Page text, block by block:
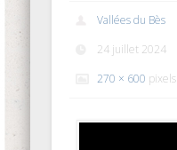
Vallées du Bès
24 juillet 2024
270 × 600 pixels